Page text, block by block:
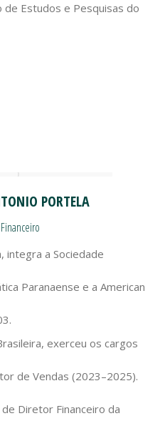
de Estudos e Pesquisas do
PORTELA
integra a Sociedade
Paranaense e a American
exerceu os cargos
de Vendas (2023–2025).
Diretor Financeiro da